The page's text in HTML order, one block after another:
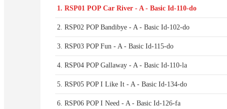
1.RSP01 POP Car River - A - Basic Id-110-do
2.RSP02 POP Bandibye - A - Basic Id-102-do
3.RSP03 POP Fun - A - Basic Id-115-do
4.RSP04 POP Gallaway - A - Basic Id-110-la
5.RSP05 POP I Like It - A - Basic Id-134-do
6.RSP06 POP I Need - A - Basic Id-126-fa